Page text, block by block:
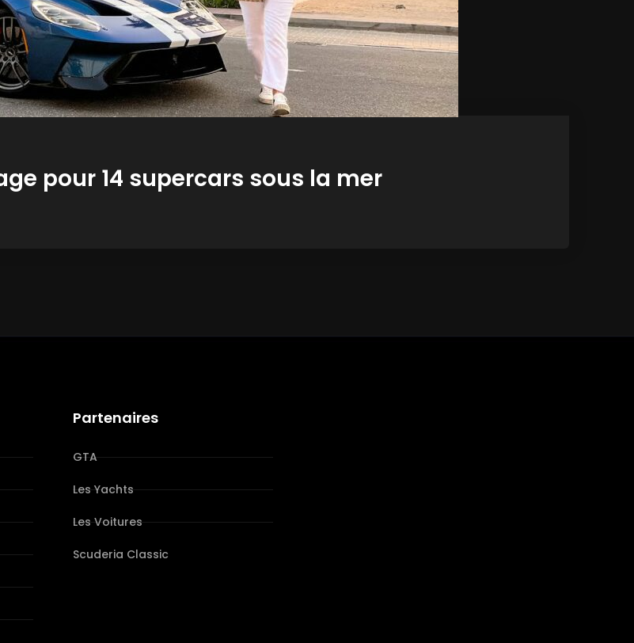
pour 14 supercars sous la mer
Partenaires
GTA
Les Yachts
Les Voitures
Scuderia Classic